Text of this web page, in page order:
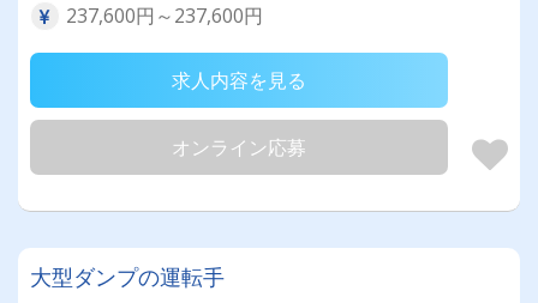
237,600円～237,600円
求人内容を見る
オンライン応募
大型ダンプの運転手